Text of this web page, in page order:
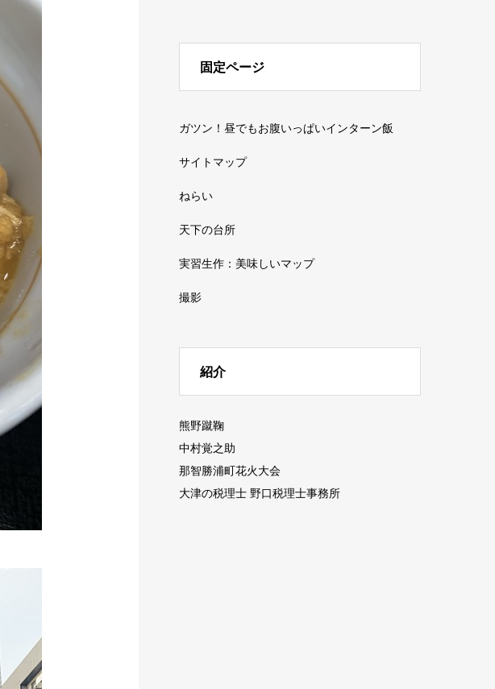
固定ページ
ガツン！昼でもお腹いっぱいインターン飯
サイトマップ
ねらい
天下の台所
実習生作：美味しいマップ
撮影
紹介
熊野蹴鞠
中村覚之助
那智勝浦町花火大会
大津の税理士 野口税理士事務所